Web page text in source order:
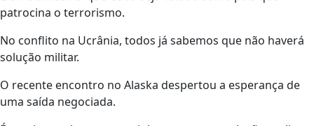
patrocina o terrorismo.
No conflito na Ucrânia, todos já sabemos que não haverá
solução militar.
O recente encontro no Alaska despertou a esperança de
uma saída negociada.